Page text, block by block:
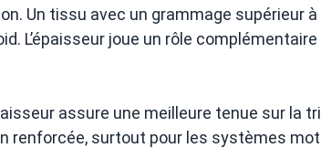
Un tissu avec un grammage supérieur
L’épaisseur joue un rôle
assure une meilleure tenue sur la
renforcée, surtout pour les systèmes